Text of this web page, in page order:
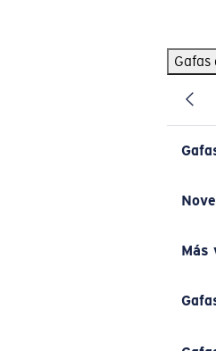
Gafas
Más
BÚSQUEDAS POPULARES
Pilothouse PRO Limited Edition
Gafas de sol personalizadas
Los más vendidos de gafas de sol